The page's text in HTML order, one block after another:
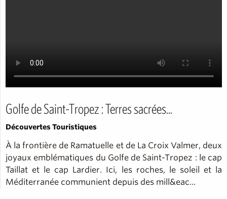
Golfe de Saint-Tropez : Terres sacrées...
Découvertes Touristiques
À la frontière de Ramatuelle et de La Croix Valmer, deux
joyaux emblématiques du Golfe de Saint-Tropez : le cap
Taillat et le cap Lardier. Ici, les roches, le soleil et la
Méditerranée communient depuis des mill&eac...